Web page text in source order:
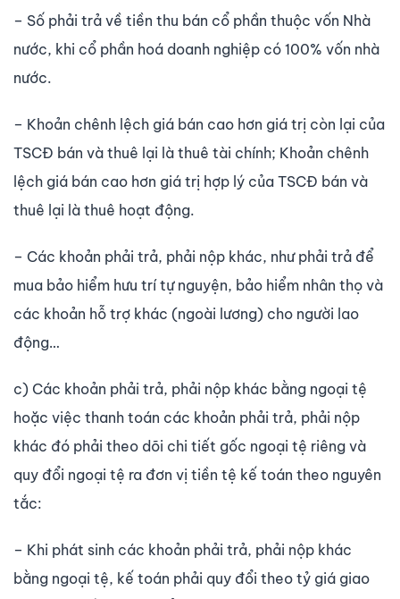
– Số phải trả về tiền thu bán cổ phần thuộc vốn Nhà
nước, khi cổ phần hoá doanh nghiệp có 100% vốn nhà
nước.
– Khoản chênh lệch giá bán cao hơn giá trị còn lại của
TSCĐ bán và thuê lại là thuê tài chính; Khoản chênh
lệch giá bán cao hơn giá trị hợp lý của TSCĐ bán và
thuê lại là thuê hoạt động.
– Các khoản phải trả, phải nộp khác, như phải trả để
mua bảo hiểm hưu trí tự nguyện, bảo hiểm nhân thọ và
các khoản hỗ trợ khác (ngoài lương) cho người lao
động…
c) Các khoản phải trả, phải nộp khác bằng ngoại tệ
hoặc việc thanh toán các khoản phải trả, phải nộp
khác đó phải theo dõi chi tiết gốc ngoại tệ riêng và
quy đổi ngoại tệ ra đơn vị tiền tệ kế toán theo nguyên
tắc:
– Khi phát sinh các khoản phải trả, phải nộp khác
bằng ngoại tệ, kế toán phải quy đổi theo tỷ giá giao